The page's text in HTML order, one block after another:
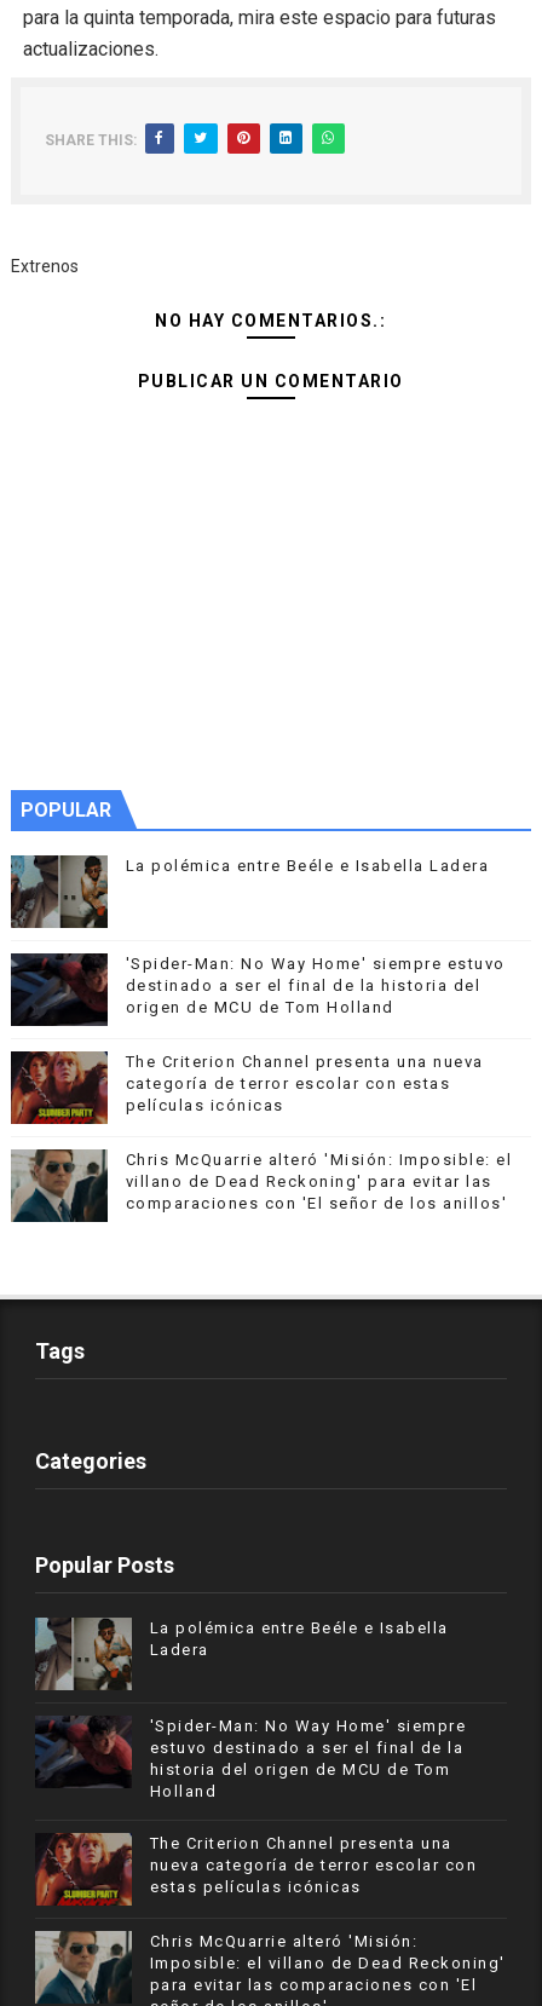
para la quinta temporada, mira este espacio para futuras
actualizaciones.
SHARE THIS:
Extrenos
NO HAY COMENTARIOS.:
PUBLICAR UN COMENTARIO
POPULAR
La polémica entre Beéle e Isabella Ladera
'Spider-Man: No Way Home' siempre estuvo
destinado a ser el final de la historia del
origen de MCU de Tom Holland
The Criterion Channel presenta una nueva
categoría de terror escolar con estas
películas icónicas
Chris McQuarrie alteró 'Misión: Imposible: el
villano de Dead Reckoning' para evitar las
comparaciones con 'El señor de los anillos'
Tags
Categories
Popular Posts
La polémica entre Beéle e Isabella
Ladera
'Spider-Man: No Way Home' siempre
estuvo destinado a ser el final de la
historia del origen de MCU de Tom
Holland
The Criterion Channel presenta una
nueva categoría de terror escolar con
estas películas icónicas
Chris McQuarrie alteró 'Misión:
Imposible: el villano de Dead Reckoning'
para evitar las comparaciones con 'El